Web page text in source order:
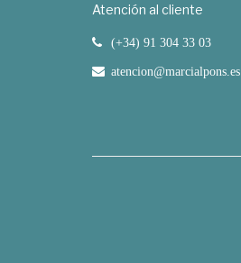
Atención al cliente
(+34) 91 304 33 03
atencion@marcialpons.es